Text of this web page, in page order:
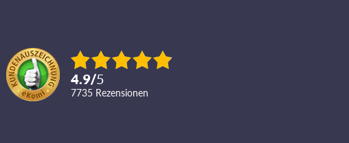
4.9/5
7735 Rezensionen